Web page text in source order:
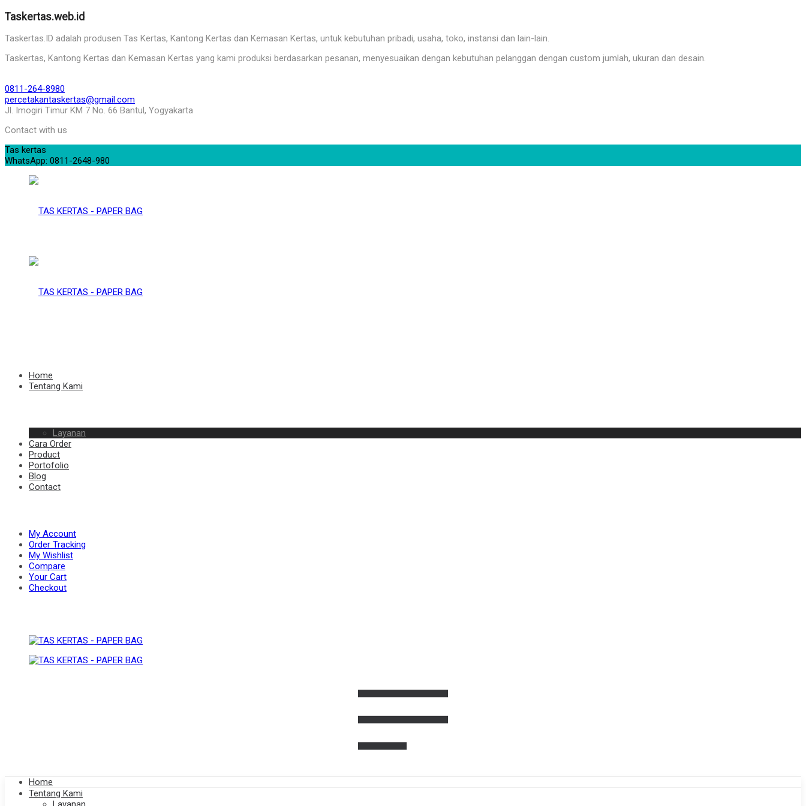
Taskertas.web.id
Taskertas.ID adalah produsen Tas Kertas, Kantong Kertas dan Kemasan Kertas, untuk kebutuhan pribadi, usaha, toko, instansi dan lain-lain.
Taskertas, Kantong Kertas dan Kemasan Kertas yang kami produksi berdasarkan pesanan, menyesuaikan dengan kebutuhan pelanggan dengan custom jumlah, ukuran dan desain.
0811-264-8980
percetakantaskertas@gmail.com
Jl. Imogiri Timur KM 7 No. 66 Bantul, Yogyakarta
Contact with us
Tas kertas
WhatsApp: 0811-2648-980
–
BAG
KERTAS
PAPER
Home
Tentang Kami
Layanan
Cara Order
Product
Portofolio
Blog
Contact
My Account
Order Tracking
My Wishlist
Compare
Your Cart
Checkout
Home
Tentang Kami